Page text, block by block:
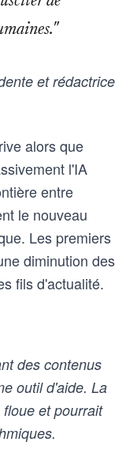
et rédactrice
alors que
l'IA
entre
le nouveau
Les premiers
diminution des
fils d'actualité.
des contenus
outil d'aide. La
et pourrait